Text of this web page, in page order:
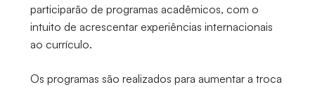
participarão de programas acadêmicos, com o
intuito de acrescentar experiências internacionais
ao currículo.
Os programas são realizados para aumentar a troca